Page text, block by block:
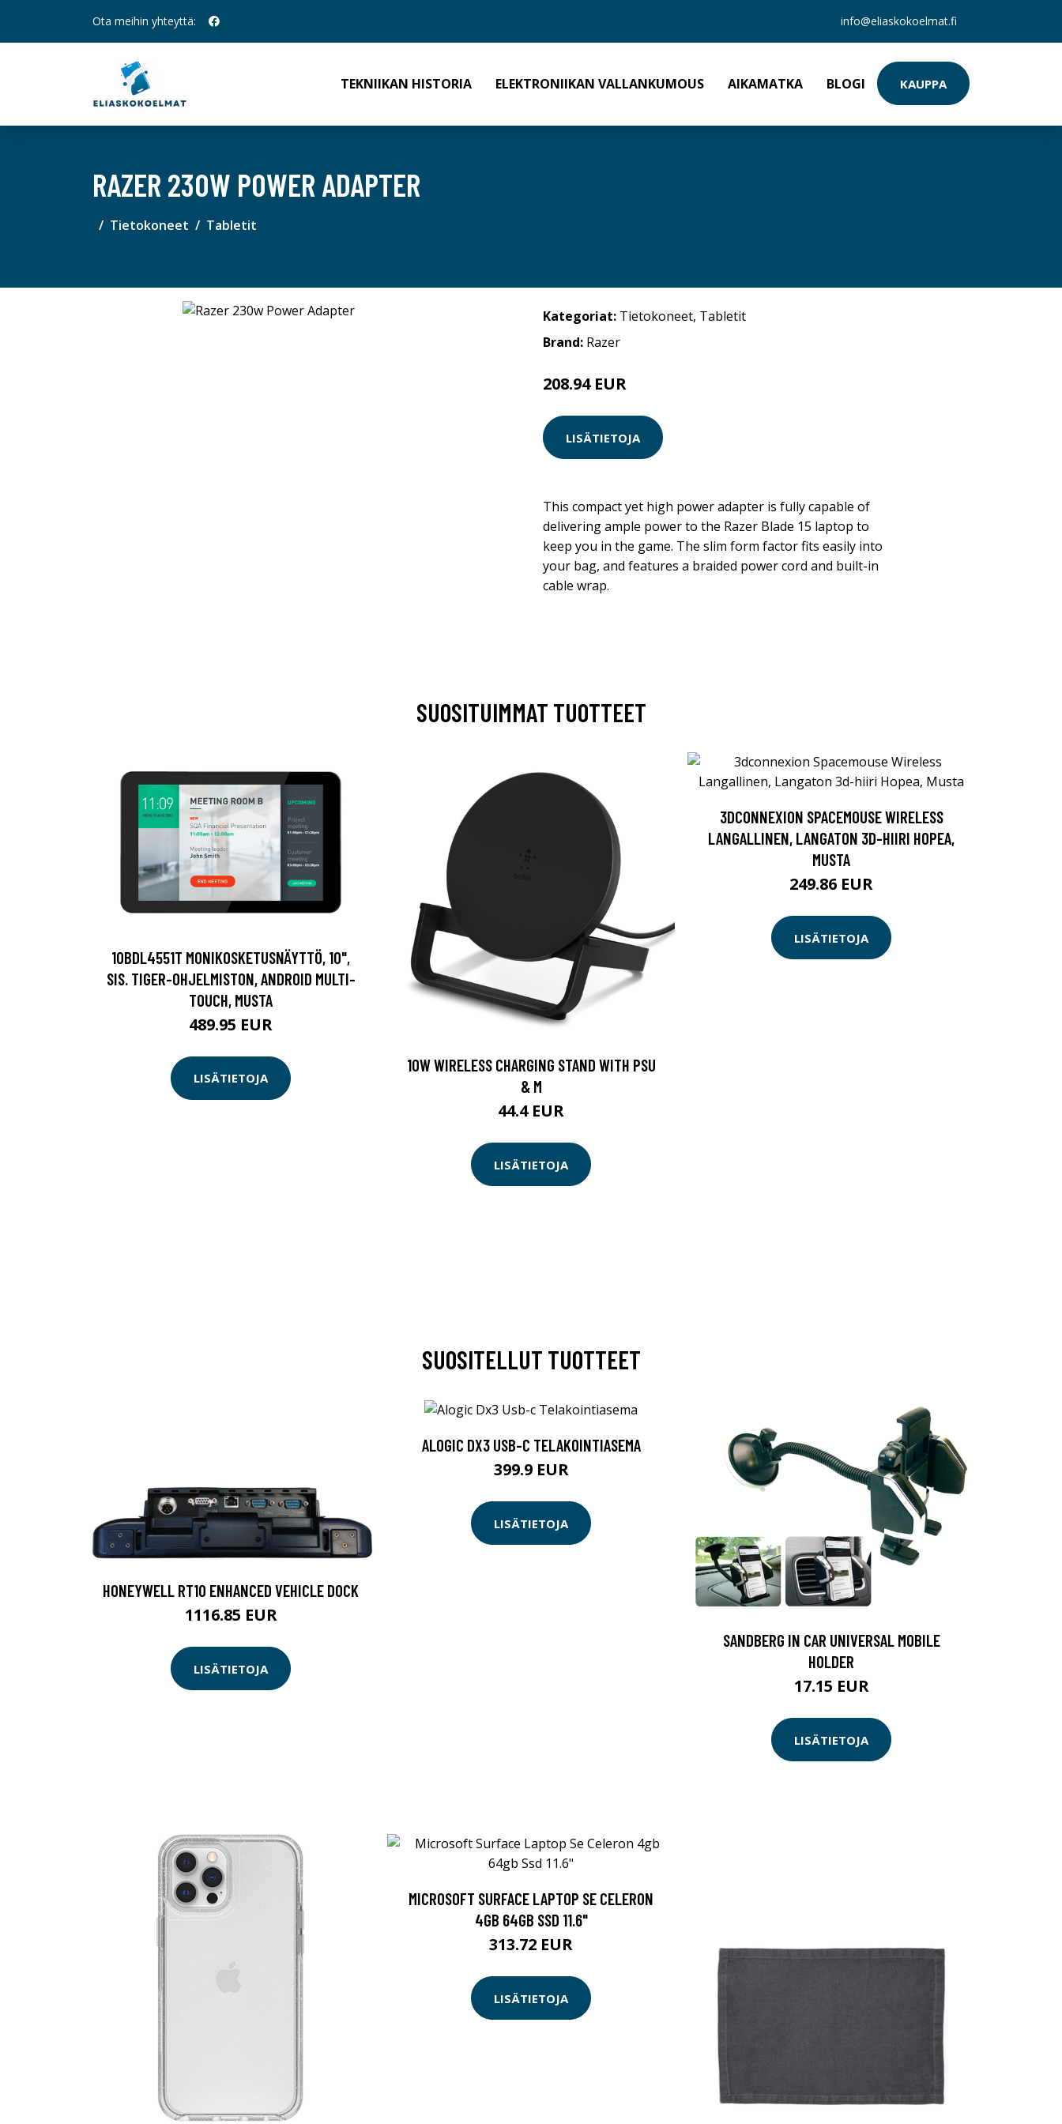
Ota meihin yhteyttä: info@eliaskokoelmat.fi
TEKNIIKAN HISTORIA ELEKTRONIIKAN VALLANKUMOUS AIKAMATKA BLOGI KAUPPA
RAZER 230W POWER ADAPTER
Tietokoneet Tabletit
Kategoriat: Tietokoneet, Tabletit
Brand: Razer
208.94 EUR
LISÄTIETOJA
This compact yet high power adapter is fully capable of
delivering ample power to the Razer Blade 15 laptop to
keep you in the game. The slim form factor fits easily into
your bag, and features a braided power cord and built-in
cable wrap.
SUOSITUIMMAT TUOTTEET
10BDL4551T MONIKOSKETUSNÄYTTÖ, 10",
SIS. TIGER-OHJELMISTON, ANDROID MULTI-
TOUCH, MUSTA
489.95 EUR
LISÄTIETOJA
10W WIRELESS CHARGING STAND WITH PSU
& M
44.4 EUR
LISÄTIETOJA
3DCONNEXION SPACEMOUSE WIRELESS
LANGALLINEN, LANGATON 3D-HIIRI HOPEA,
MUSTA
249.86 EUR
LISÄTIETOJA
SUOSITELLUT TUOTTEET
HONEYWELL RT10 ENHANCED VEHICLE DOCK
1116.85 EUR
LISÄTIETOJA
ALOGIC DX3 USB-C TELAKOINTIASEMA
399.9 EUR
LISÄTIETOJA
SANDBERG IN CAR UNIVERSAL MOBILE
HOLDER
17.15 EUR
LISÄTIETOJA
MICROSOFT SURFACE LAPTOP SE CELERON
4GB 64GB SSD 11.6"
313.72 EUR
LISÄTIETOJA